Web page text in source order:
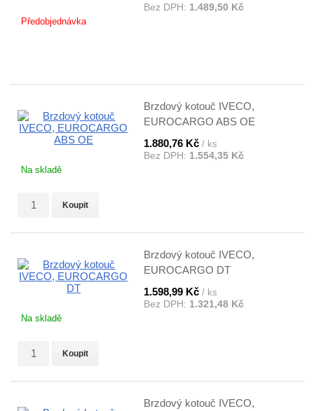
Bez DPH: 1.489,50 Kč
Předobjednávka
Brzdový kotouč IVECO,
EUROCARGO ABS OE
1.880,76 Kč / ks
Bez DPH: 1.554,35 Kč
Na skladě
Koupit
Brzdový kotouč IVECO,
EUROCARGO DT
1.598,99 Kč / ks
Bez DPH: 1.321,48 Kč
Na skladě
Koupit
Brzdový kotouč IVECO,